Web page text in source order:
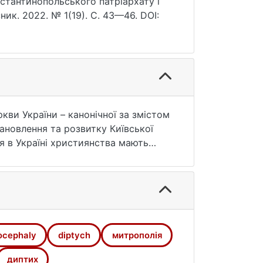
2022. № 1(19). С. 43—46. DOI:
України – канонічної за змістом
та розвитку Київської
в Україні християнства мають
мала непростий,
досліджували вчені
(А. Колодний, П. Яроцький,
Київського
Нетецька). Окреслені питання
міжнародної конференції
наукових контактів
diptych митрополія
диптих